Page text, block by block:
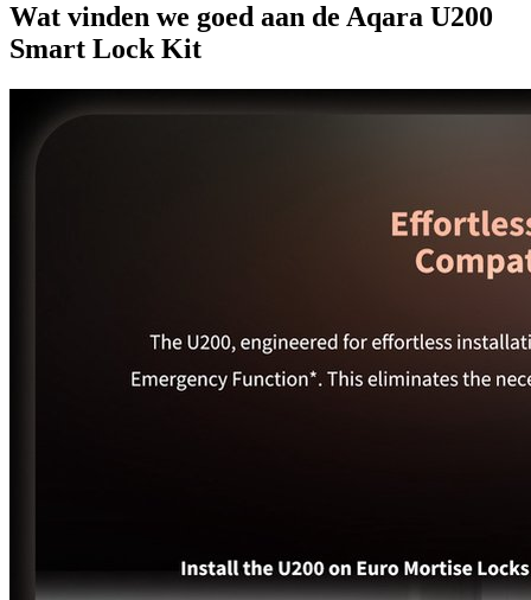
Wat vinden we goed aan de Aqara U200
Smart Lock Kit